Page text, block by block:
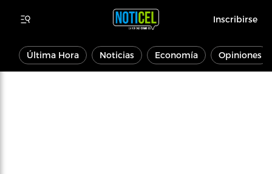
Inscribirse
Última Hora Noticias Economía Opiniones